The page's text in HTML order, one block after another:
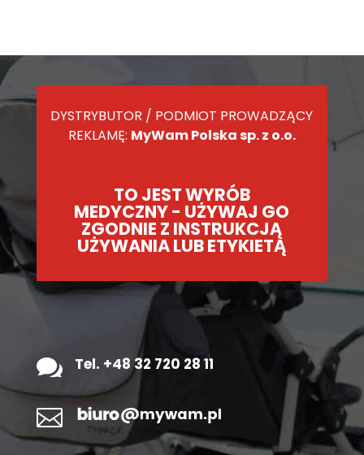
DYSTRYBUTOR / PODMIOT PROWADZĄCY
REKLAMĘ: MyWam Polska sp. z o.o.
TO JEST WYRÓB
MEDYCZNY - UŻYWAJ GO
ZGODNIE Z INSTRUKCJĄ
UŻYWANIA LUB ETYKIETĄ
 Tel. +48 32 720 28 11
